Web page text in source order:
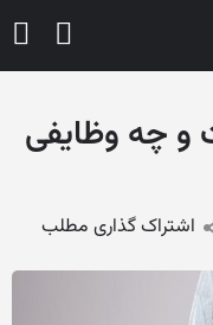
چه وظایفی
اشتراک گذاری مطلب